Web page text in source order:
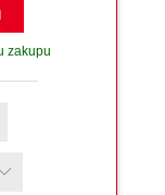
zakupu